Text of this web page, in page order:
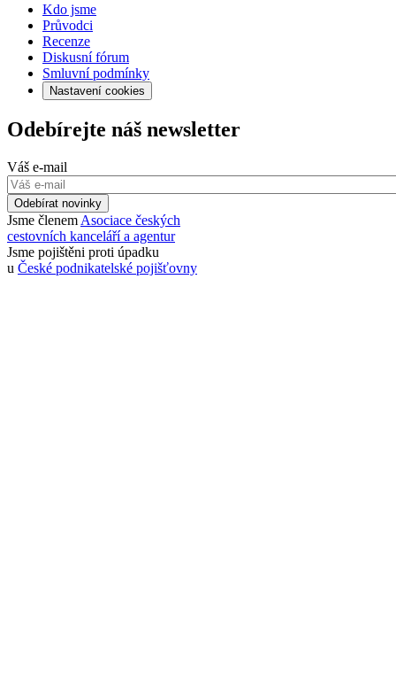
Kdo jsme
Průvodci
Recenze
Diskusní fórum
Smluvní podmínky
Nastavení cookies
Odebírejte náš newsletter
Váš e-mail
Odebírat novinky
Jsme členem Asociace českých
cestovních kanceláří a agentur
Jsme pojištěni proti úpadku
u České podnikatelské pojišťovny